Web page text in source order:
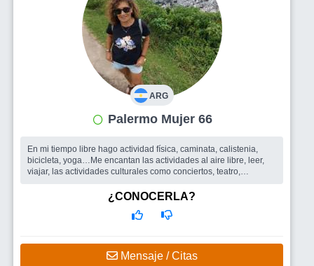
ARG
Palermo Mujer 66
En mi tiempo libre hago actividad física, caminata, calistenia,
bicicleta, yoga…Me encantan las actividades al aire libre, leer,
viajar, las actividades culturales como conciertos, teatro,
Me encantaría encontrar amigos y amigas para salir y
disfrutar, y porque no un hombre con quien compartir buenos
¿CONOCERLA?
Mensaje / Citas